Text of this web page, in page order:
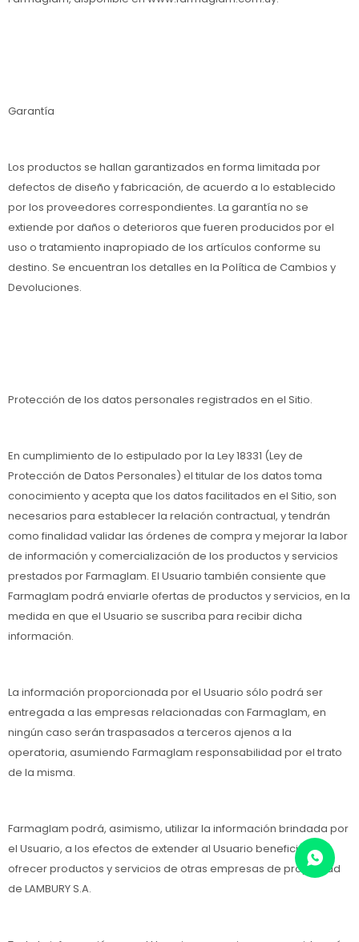
Garantía
Los productos se hallan garantizados en forma limitada por
defectos de diseño y fabricación, de acuerdo a lo establecido
por los proveedores correspondientes. La garantía no se
extiende por daños o deterioros que fueren producidos por el
uso o tratamiento inapropiado de los artículos conforme su
destino. Se encuentran los detalles en la Política de Cambios y
Devoluciones.
Protección de los datos personales registrados en el Sitio.
En cumplimiento de lo estipulado por la Ley 18331 (Ley de
Protección de Datos Personales) el titular de los datos toma
conocimiento y acepta que los datos facilitados en el Sitio, son
necesarios para establecer la relación contractual, y tendrán
como finalidad validar las órdenes de compra y mejorar la labor
de información y comercialización de los productos y servicios
prestados por Farmaglam. El Usuario también consiente que
Farmaglam podrá enviarle ofertas de productos y servicios, en la
medida en que el Usuario se suscriba para recibir dicha
información.
La información proporcionada por el Usuario sólo podrá ser
entregada a las empresas relacionadas con Farmaglam, en
ningún caso serán traspasados a terceros ajenos a la
operatoria, asumiendo Farmaglam responsabilidad por el trato
de la misma.
Farmaglam podrá, asimismo, utilizar la información brindada por
el Usuario, a los efectos de extender al Usuario beneficios y
ofrecer productos y servicios de otras empresas de propiedad
de LAMBURY S.A.